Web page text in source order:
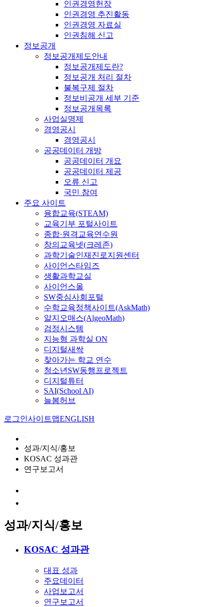
인권경영헌장
인권경영 추진활동
인권경영 자료실
인권침해 신고
정보공개
정보공개제도안내
정보공개제도란?
정보공개 처리 절차
불복구제 절차
정보비공개 세부 기준
정보공개목록
사업실명제
경영공시
경영공시
공공데이터 개방
공공데이터 개요
공공데이터 제공
오류 신고
국민 참여
주요 사이트
융합교육(STEAM)
교육기부 포털사이트
종합·원격교육연수원
창의교육넷(크레존)
과학기술인재진로지원센터
사이언스타임즈
생활과학교실
사이언스올
SW중심사회포털
수학교육정책사이트(AskMath)
알지오매스(AlgeoMath)
검정시스템
지능형 과학실 ON
디지털새싹
찾아가는 학교 연수
청소년SW동행프로젝트
디지털튜터
SAI(School AI)
늘봄허브
로그인사이트맵ENGLISH
성과/지식/홍보
KOSAC 성과관
연구보고서
성과/지식/홍보
KOSAC 성과관
대표 성과
주요데이터
사업보고서
연구보고서